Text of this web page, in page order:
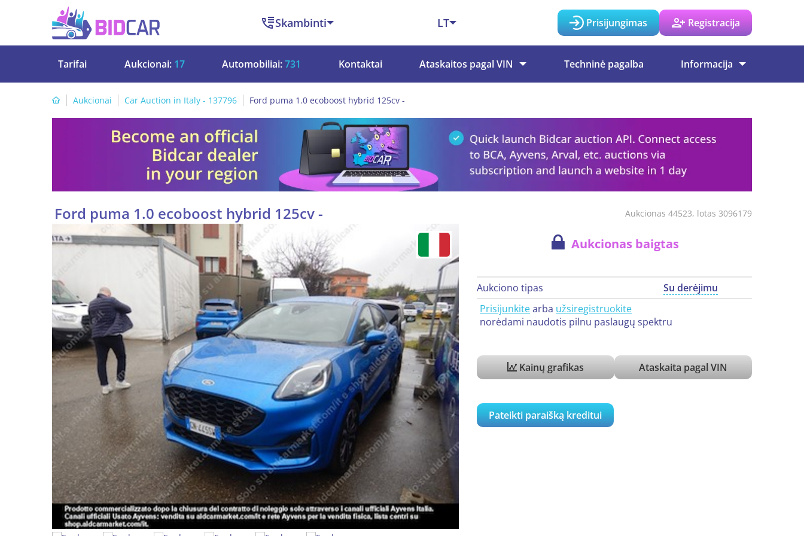
Skambinti LT Prisijungimas Registracija
Tarifai Aukcionai: 17 Automobiliai:731 Kontaktai Ataskaitos pagal VIN Techninė pagalba Informacija
Aukcionai Car Auction in Italy - 137796 Ford puma 1.0 ecoboost hybrid 125cv -
Aukcionas 44523, lotas 3096179
Ford puma 1.0 ecoboost hybrid 125cv -
Aukcionas baigtas
Aukciono tipas
Su derėjimu
Prisijunkitearba užsiregistruokite
norėdami naudotis pilnu paslaugų spektru
Kainų grafikas Ataskaita pagal VIN
Pateikti paraišką kreditui